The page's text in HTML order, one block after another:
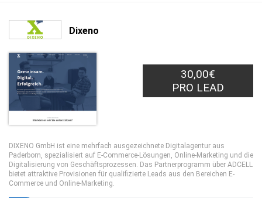
Dixeno
30,00€
PRO LEAD
DIXENO GmbH ist eine mehrfach ausgezeichnete Digitalagentur aus
Paderborn, spezialisiert auf E-Commerce-Lösungen, Online-Marketing und die
Digitalisierung von Geschäftsprozessen. Das Partnerprogramm über ADCELL
bietet attraktive Provisionen für qualifizierte Leads aus den Bereichen E-
Commerce und Online-Marketing.